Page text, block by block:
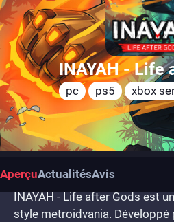
INAYAH - Life
pc ps5 xbox
AperçuActualitésAvis
INAYAH - Life after Gods est
style metroidvania. Développé